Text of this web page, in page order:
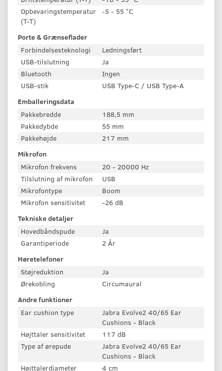
Opbevaringstemperatur
(T-T)
-5 - 55 °C
Porte & Grænseflader
Forbindelsesteknologi
Ledningsført
USB-tilslutning
Ja
Bluetooth
Ingen
USB-stik
USB Type-C / USB Type-A
Emballeringsdata
Pakkebredde
188,5 mm
Pakkedybde
55 mm
Pakkehøjde
217 mm
Mikrofon
Mikrofon frekvens
20 - 20000 Hz
Tilslutning af mikrofon
USB
Mikrofontype
Boom
Mikrofon sensitivitet
-26 dB
Tekniske detaljer
Hovedbåndspude
Ja
Garantiperiode
2 År
Høretelefoner
Støjreduktion
Ja
Ørekobling
Circumaural
Andre funktioner
Ear cushion type
Jabra Evolve2 40/65 Ear
Cushions - Black
Højttaler sensitivitet
117 dB
Type af ørepude
Jabra Evolve2 40/65 Ear
Cushions - Black
Højttalerdiameter
4 cm